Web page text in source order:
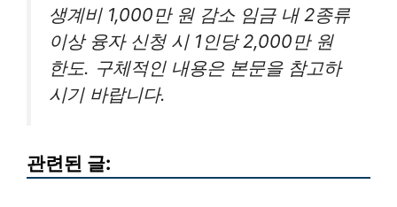
생계비 1,000만 원 감소 임금 내 2종류
이상 융자 신청 시 1인당 2,000만 원
한도. 구체적인 내용은 본문을 참고하
시기 바랍니다.
관련된 글: